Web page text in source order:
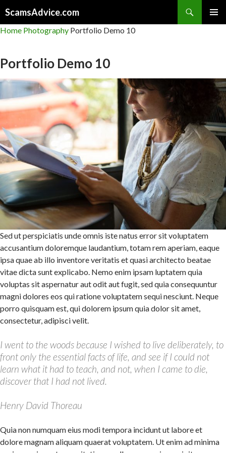
ScamsAdvice.com
TO
Home Photography Portfolio Demo 10
Portfolio Demo 10
Sed ut perspiciatis unde omnis iste natus error sit voluptatem
accusantium doloremque laudantium, totam rem aperiam, eaque
ipsa quae ab illo inventore veritatis et quasi architecto beatae
vitae dicta sunt explicabo. Nemo enim ipsam luptatem quia
voluptas sit aspernatur aut odit aut fugit, sed quia consequuntur
magni dolores eos qui ratione voluptatem sequi nesciunt. Neque
porro quisquam est, qui dolorem ipsum quia dolor sit amet,
consectetur, adipisci velit.
I went to the woods because I wished to live deliberately, to
front only the essential facts of life, and see if I could not
learn what it had to teach, and not, when I came to die,
discover that I had not lived.
Henry David Thoreau
Quia non numquam eius modi tempora incidunt ut labore et
dolore magnam aliquam quaerat voluptatem. Ut enim ad minima